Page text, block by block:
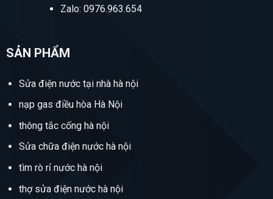
Zalo: 0976.963.654
SẢN PHẨM
Sửa điện nước tại nhà hà nội
nạp gas điều hòa Hà Nội
thông tắc cống hà nội
Sửa chữa điện nước hà nội
tìm rò rỉ nước hà nội
thợ sửa điện nước hà nội